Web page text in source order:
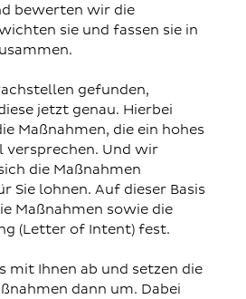
bewerten wir die
sie und fassen sie in
gefunden,
jetzt genau. Hierbei
Maßnahmen, die ein hohes
versprechen. Und wir
die Maßnahmen
lohnen. Auf dieser Basis
Maßnahmen sowie die
(Letter of Intent) fest.
mit Ihnen ab und setzen die
dann um. Dabei